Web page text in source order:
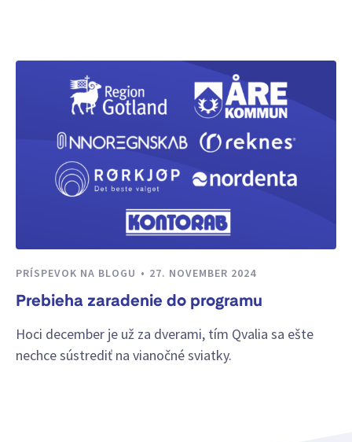
PRÍSPEVOK NA BLOGU 27. NOVEMBER 2024
Prebieha zaradenie do programu
Hoci december je už za dverami, tím Qvalia sa ešte
nechce sústrediť na vianočné sviatky.